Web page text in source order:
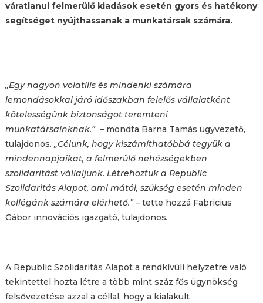
váratlanul felmerülő kiadások esetén gyors és hatékony
segítséget nyújthassanak a munkatársak számára.
„Egy nagyon volatilis és mindenki számára
lemondásokkal járó időszakban felelős vállalatként
kötelességünk biztonságot teremteni
munkatársainknak.” – mondta Barna Tamás ügyvezető,
tulajdonos. „Célunk, hogy kiszámíthatóbbá tegyük a
mindennapjaikat, a felmerülő nehézségekben
szolidaritást vállaljunk. Létrehoztuk a Republic
Szolidaritás Alapot, ami mától, szükség esetén minden
kollégánk számára elérhető.” – tette hozzá Fabricius
Gábor innovációs igazgató, tulajdonos.
A Republic Szolidaritás Alapot a rendkívüli helyzetre való
tekintettel hozta létre a több mint száz fős ügynökség
felsővezetése azzal a céllal, hogy a kialakult